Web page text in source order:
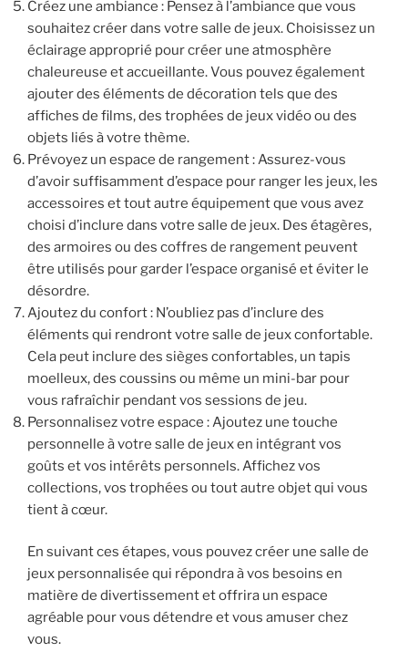
Créez une ambiance : Pensez à l’ambiance que vous
souhaitez créer dans votre salle de jeux. Choisissez un
éclairage approprié pour créer une atmosphère
chaleureuse et accueillante. Vous pouvez également
ajouter des éléments de décoration tels que des
affiches de films, des trophées de jeux vidéo ou des
objets liés à votre thème.
Prévoyez un espace de rangement : Assurez-vous
d’avoir suffisamment d’espace pour ranger les jeux, les
accessoires et tout autre équipement que vous avez
choisi d’inclure dans votre salle de jeux. Des étagères,
des armoires ou des coffres de rangement peuvent
être utilisés pour garder l’espace organisé et éviter le
désordre.
Ajoutez du confort : N’oubliez pas d’inclure des
éléments qui rendront votre salle de jeux confortable.
Cela peut inclure des sièges confortables, un tapis
moelleux, des coussins ou même un mini-bar pour
vous rafraîchir pendant vos sessions de jeu.
Personnalisez votre espace : Ajoutez une touche
personnelle à votre salle de jeux en intégrant vos
goûts et vos intérêts personnels. Affichez vos
collections, vos trophées ou tout autre objet qui vous
tient à cœur.
En suivant ces étapes, vous pouvez créer une salle de
jeux personnalisée qui répondra à vos besoins en
matière de divertissement et offrira un espace
agréable pour vous détendre et vous amuser chez
vous.